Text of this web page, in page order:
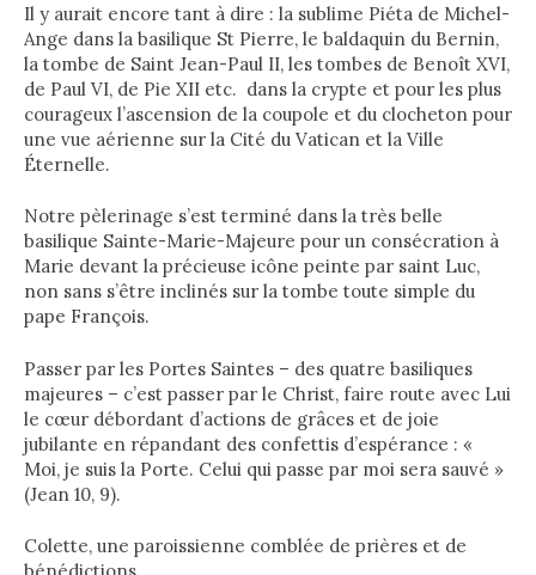
Il y aurait encore tant à dire : la sublime Piéta de Michel-
Ange dans la basilique St Pierre, le baldaquin du Bernin,
la tombe de Saint Jean-Paul II, les tombes de Benoît XVI,
de Paul VI, de Pie XII etc. dans la crypte et pour les plus
courageux l’ascension de la coupole et du clocheton pour
une vue aérienne sur la Cité du Vatican et la Ville
Éternelle.
Notre pèlerinage s’est terminé dans la très belle
basilique Sainte-Marie-Majeure pour un consécration à
Marie devant la précieuse icône peinte par saint Luc,
non sans s’être inclinés sur la tombe toute simple du
pape François.
Passer par les Portes Saintes – des quatre basiliques
majeures – c’est passer par le Christ, faire route avec Lui
le cœur débordant d’actions de grâces et de joie
jubilante en répandant des confettis d’espérance : «
Moi, je suis la Porte. Celui qui passe par moi sera sauvé »
(Jean 10, 9).
Colette, une paroissienne comblée de prières et de